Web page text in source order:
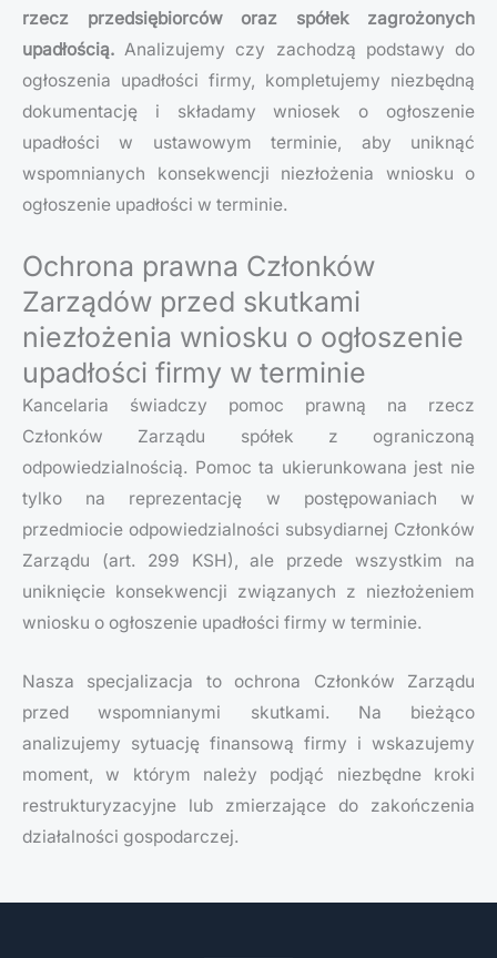
rzecz przedsiębiorców oraz spółek zagrożonych
upadłością. Analizujemy czy zachodzą podstawy do
ogłoszenia upadłości firmy, kompletujemy niezbędną
dokumentację i składamy wniosek o ogłoszenie
upadłości w ustawowym terminie, aby uniknąć
wspomnianych konsekwencji niezłożenia wniosku o
ogłoszenie upadłości w terminie.
Ochrona prawna Członków
Zarządów przed skutkami
niezłożenia wniosku o ogłoszenie
upadłości firmy w terminie
Kancelaria świadczy pomoc prawną na rzecz
Członków Zarządu spółek z ograniczoną
odpowiedzialnością. Pomoc ta ukierunkowana jest nie
tylko na reprezentację w postępowaniach w
przedmiocie odpowiedzialności subsydiarnej Członków
Zarządu (art. 299 KSH), ale przede wszystkim na
uniknięcie konsekwencji związanych z niezłożeniem
wniosku o ogłoszenie upadłości firmy w terminie.
Nasza specjalizacja to ochrona Członków Zarządu
przed wspomnianymi skutkami. Na bieżąco
analizujemy sytuację finansową firmy i wskazujemy
moment, w którym należy podjąć niezbędne kroki
restrukturyzacyjne lub zmierzające do zakończenia
działalności gospodarczej.